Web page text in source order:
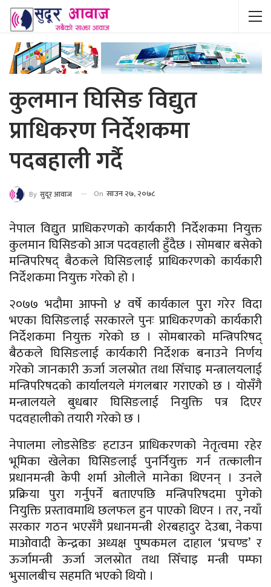
कुलमान घिसिङ विद्युत
प्राधिकरण निर्देशकमा
पदबहाली गर्दै
By सुदूर आवाज On साउन २७, २०७८
नेपाल विद्युत प्राधिकरणको कार्यकारी निर्देशकमा नियुक्त
कुलमान घिसिङकाे आज पदवहाली हुँदैछ । सोमबार बसेको
मन्त्रिपरिषद् बैठकले घिसिङलाई प्राधिकरणको कार्यकारी
निर्देशकमा नियुक्त गरेको हो ।
२०७७ भदौमा आफ्नो ४ वर्षे कार्यकाल पुरा गरेर विदा
भएका घिसिङलाई सरकारले पुनः प्राधिकरणको कार्यकारी
निर्देशकमा नियुक्त गरेको छ । सोमबारको मन्त्रिपरिषद्
बैठकले घिसिङलाई कार्यकारी निर्देशक बनाउने निर्णय
गरेको जानकारी ऊर्जा जलस्रोत तथा सिँचाइ मन्त्रालयलाई
मन्त्रिपरिषदको कार्यालयले मंगलबार गराएको छ । योसँगै
मन्त्रालयले बुधबार घिसिङलाई नियुक्ति पत्र दिएर
पदवहालीकाे तयारी गरेको छ ।
नेपालमा लोडसेडिङ हटाउन प्राधिकरणको नेतृत्वमा रहेर
भूमिका खेलेका घिसिङलाई पुनर्नियुक्त गर्न तत्कालीन
प्रधानमन्त्री केपी शर्मा ओलीले मानेका थिएनन् । उनले
प्रक्रिया पुरा गर्नुपर्ने बताएपछि मन्त्रिपरिषदमा पुगेको
नियुक्ति प्रस्तावमाथि छलफल हुन पाएको थिएन । तर, नयाँ
सरकार गठन भएसँगै प्रधानमन्त्री शेरबहादुर देउबा, नेकपा
माओवादी केन्द्रका अध्यक्ष पुष्पकमल दाहाल ‘प्रचण्ड’ र
ऊर्जामन्त्री ऊर्जा जलस्रोत तथा सिँचाइ मन्त्री पम्फा
भुसालबीच सहमति भएको थियो ।